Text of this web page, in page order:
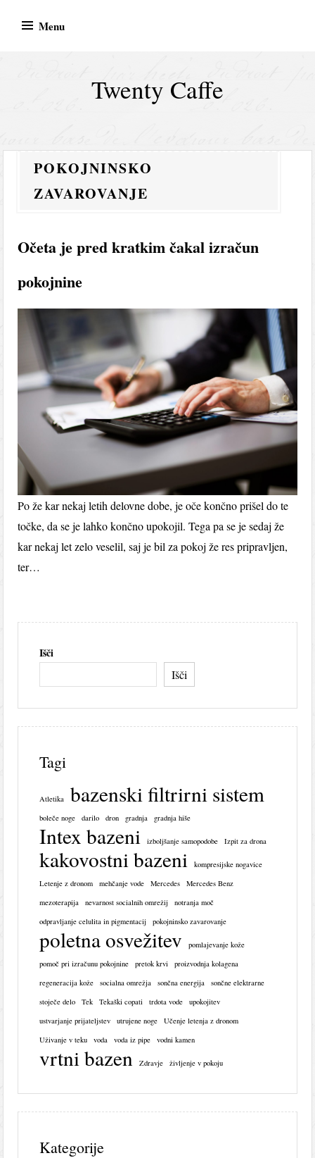
Menu
Twenty Caffe
POKOJNINSKO
ZAVAROVANJE
Očeta je pred kratkim čakal izračun
pokojnine
Po že kar nekaj letih delovne dobe, je oče končno prišel do te
točke, da se je lahko končno upokojil. Tega pa se je sedaj že
kar nekaj let zelo veselil, saj je bil za pokoj že res pripravljen,
ter…
Išči
Išči
Tagi
Atletika bazenski filtrirni sistem
boleče noge darilo dron gradnja gradnja hiše
Intex bazeni izboljšanje samopodobe Izpit za drona
kakovostni bazeni
kompresijske nogavice
Letenje z dronom
mehčanje vode Mercedes
Mercedes Benz
mezoterapija
nevarnost socialnih omrežij
notranja moč
odpravljanje celulita in pigmentacij
pokojninsko zavarovanje
poletna osvežitev
pomlajevanje kože
pomoč pri izračunu pokojnine
pretok krvi
proizvodnja kolagena
regeneracija kože
socialna omrežja sončna energija
sončne elektrarne
stoječe delo
Tek Tekaški copati trdota vode
upokojitev
ustvarjanje prijateljstev
utrujene noge
Učenje letenja z dronom
Uživanje v teku
voda voda iz pipe vodni kamen
vrtni bazen Zdravje življenje v pokoju
Kategorije